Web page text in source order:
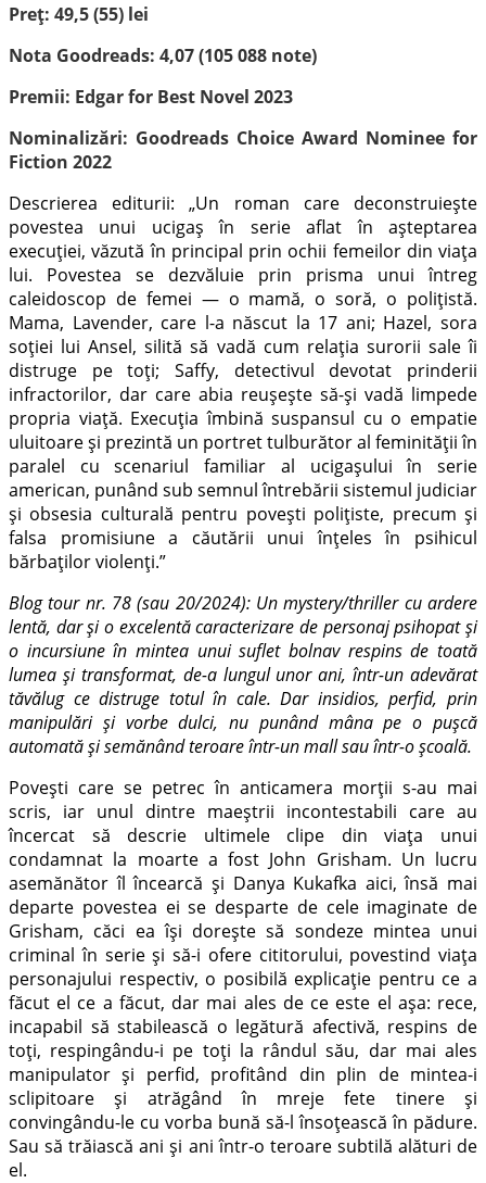
Preț: 49,5 (55) lei
Nota Goodreads: 4,07 (105 088 note)
Premii: Edgar for Best Novel 2023
Nominalizări: Goodreads Choice Award Nominee for
Fiction 2022
Descrierea editurii: „Un roman care deconstruiește
povestea unui ucigaș în serie aflat în așteptarea
execuției, văzută în principal prin ochii femeilor din viața
lui. Povestea se dezvăluie prin prisma unui întreg
caleidoscop de femei — o mamă, o soră, o polițistă.
Mama, Lavender, care l-a născut la 17 ani; Hazel, sora
soției lui Ansel, silită să vadă cum relația surorii sale îi
distruge pe toți; Saffy, detectivul devotat prinderii
infractorilor, dar care abia reușește să-și vadă limpede
propria viață. Execuția îmbină suspansul cu o empatie
uluitoare și prezintă un portret tulburător al feminității în
paralel cu scenariul familiar al ucigașului în serie
american, punând sub semnul întrebării sistemul judiciar
și obsesia culturală pentru povești polițiste, precum și
falsa promisiune a căutării unui înțeles în psihicul
bărbaților violenți.”
Blog tour nr. 78 (sau 20/2024): Un mystery/thriller cu ardere
lentă, dar și o excelentă caracterizare de personaj psihopat și
o incursiune în mintea unui suflet bolnav respins de toată
lumea și transformat, de-a lungul unor ani, într-un adevărat
tăvălug ce distruge totul în cale. Dar insidios, perfid, prin
manipulări și vorbe dulci, nu punând mâna pe o pușcă
automată și semănând teroare într-un mall sau într-o școală.
Povești care se petrec în anticamera morții s-au mai
scris, iar unul dintre maeștrii incontestabili care au
încercat să descrie ultimele clipe din viața unui
condamnat la moarte a fost John Grisham. Un lucru
asemănător îl încearcă și Danya Kukafka aici, însă mai
departe povestea ei se desparte de cele imaginate de
Grisham, căci ea își dorește să sondeze mintea unui
criminal în serie și să-i ofere cititorului, povestind viața
personajului respectiv, o posibilă explicație pentru ce a
făcut el ce a făcut, dar mai ales de ce este el așa: rece,
incapabil să stabilească o legătură afectivă, respins de
toți, respingându-i pe toți la rândul său, dar mai ales
manipulator și perfid, profitând din plin de mintea-i
sclipitoare și atrăgând în mreje fete tinere și
convingându-le cu vorba bună să-l însoțească în pădure.
Sau să trăiască ani și ani într-o teroare subtilă alături de
el.